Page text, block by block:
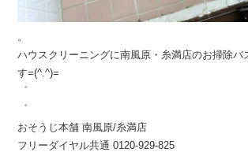
。
ハウスクリーニングに南風原・糸満店のお掃除バ
す=(^.^)=
゜
゜
おそうじ本舗 南風原/糸満店
フリーダイヤル共通 0120-929-825